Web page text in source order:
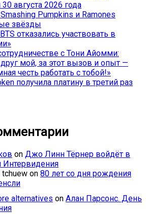
августа 2026 года
Pumpkins и Ramones
звёзды
отказались участвовать в
с Тони Айомми:
друг мой, за этот вызов и опыт —
честь работать с тобой!»
получила платину в третий раз
on Джо Линн Тёрнер войдёт в
on 80 лет со дня рождения
alternatives on Алан Парсонс. День